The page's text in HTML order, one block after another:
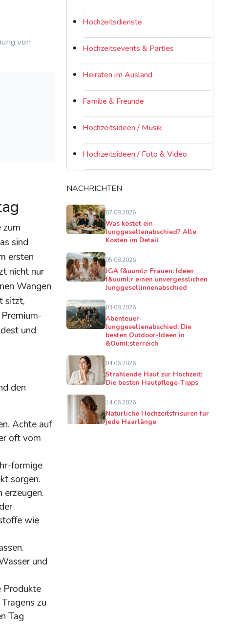
von
zum
sind
ersten
nicht nur
Wangen
sitzt,
und
den
Achte auf
oft vom
förmige
sorgen.
wie
und
Produkte
zu
Tag
Hochzeitsdienste
Hochzeitsevents & Parties
Heiraten im Ausland
Familie & Freunde
Hochzeitsideen / Musik
Hochzeitsideen / Foto & Video
NACHRICHTEN
07.08.2026
Was kostet ein
Junggesellenabschied? Alle
Kosten im Detail
05.08.2026
JGA f&uuml;r Frauen: Ideen
f&uuml;r einen unvergesslichen
Junggesellinnenabschied
03.08.2026
Abenteuer-
Junggesellenabschied: Die
besten Outdoor-Ideen in
&Ouml;sterreich
04.06.2026
Strahlende Haut zur Hochzeit:
Die besten Hautpflege-Tipps
14.06.2026
Natürliche Hochzeitsfrisuren für
jede Haarlänge